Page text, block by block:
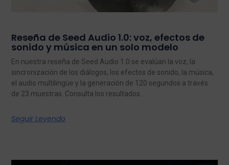
Reseña de Seed Audio 1.0: voz, efectos de
sonido y música en un solo modelo
En nuestra reseña de Seed Audio 1.0 se evalúan la voz, la
sincronización de los diálogos, los efectos de sonido, la música,
el audio multilingüe y la generación de 120 segundos a través
de 23 muestras. Consulta los resultados.
Seguir Leyendo